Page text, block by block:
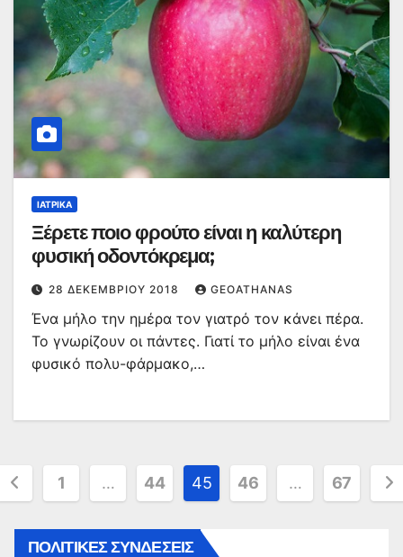
ΙΑΤΡΙΚΆ
Ξέρετε ποιο φρούτο είναι η καλύτερη
φυσική οδοντόκρεμα;
28 ΔΕΚΕΜΒΡΊΟΥ 2018 GEOATHANAS
Ένα μήλο την ημέρα τον γιατρό τον κάνει πέρα.
Το γνωρίζουν οι πάντες. Γιατί το μήλο είναι ένα
φυσικό πολυ-φάρμακο,…
1 … 44 45 46 … 67
ΠΟΛΙΤΙΚΕΣ ΣΥΝΔΕΣΕΙΣ